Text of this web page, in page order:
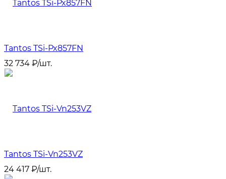
Tantos TSi-Px857FN
32 734 ₽/шт.
Tantos TSi-Vn253VZ
24 417 ₽/шт.